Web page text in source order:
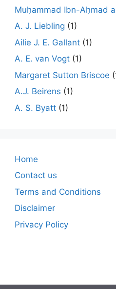
Muḥammad Ibn-Aḥmad
A. J. Liebling (1)
Ailie J. E. Gallant (1)
A. E. van Vogt (1)
Margaret Sutton Briscoe
A.J. Beirens (1)
A. S. Byatt (1)
Home
Contact us
Terms and Conditions
Disclaimer
Privacy Policy